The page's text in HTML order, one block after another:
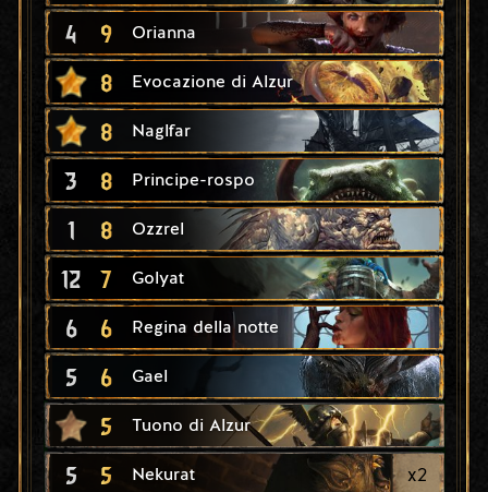
4 9 Orianna
8 Evocazione di Alzur
8 Naglfar
3 8 Principe-rospo
1 8 Ozzrel
12 7 Golyat
6 6 Regina della notte
5 6 Gael
5 Tuono di Alzur
5 5 Nekurat x2